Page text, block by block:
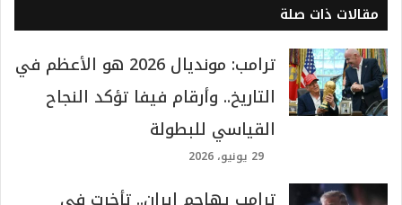
مقالات ذات صلة
ترامب: مونديال 2026 هو الأعظم في
التاريخ.. وأرقام فيفا تؤكد النجاح
القياسي للبطولة
29 يونيو، 2026